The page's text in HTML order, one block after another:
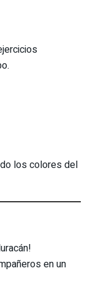
los colores del
en un